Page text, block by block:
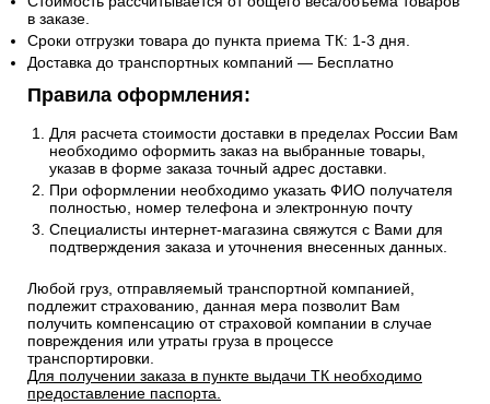
в заказе.
Сроки отгрузки товара до пункта приема ТК: 1-3 дня.
Доставка до транспортных компаний — Бесплатно
Правила оформления:
Для расчета стоимости доставки в пределах России Вам
необходимо оформить заказ на выбранные товары,
указав в форме заказа точный адрес доставки.
При оформлении необходимо указать ФИО получателя
полностью, номер телефона и электронную почту
Специалисты интернет-магазина свяжутся с Вами для
подтверждения заказа и уточнения внесенных данных.
Любой груз, отправляемый транспортной компанией,
подлежит страхованию, данная мера позволит Вам
получить компенсацию от страховой компании в случае
повреждения или утраты груза в процессе
транспортировки.
Для получении заказа в пункте выдачи ТК необходимо
предоставление паспорта.